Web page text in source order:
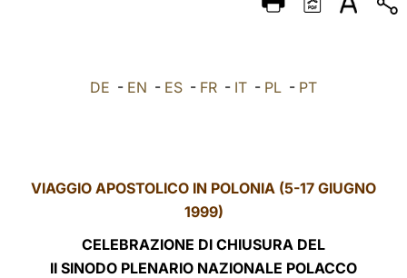
DEUTSCH
العربيّة DE - EN - ES - FR - IT - PL - PT
VIAGGIO APOSTOLICO IN POLONIA (5-17 GIUGNO
1999)
CELEBRAZIONE DI CHIUSURA DEL
II SINODO PLENARIO NAZIONALE POLACCO